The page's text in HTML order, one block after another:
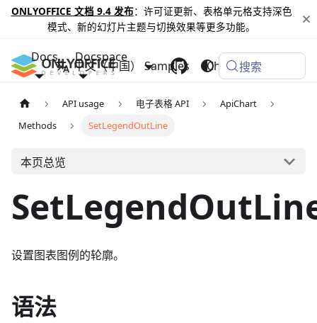
ONLYOFFICE 文档 9.4 发布：许可证更新、表格单元格支持深色
模式、新的幻灯片主题与切换效果等更多功能。
Docs Docspace
Samples Changelog
中文（中国） 搜索
API usage 电子表格 API
ApiChart
Methods
SetLegendOutLine
本页总览
设置图表图例的轮廓。
语法